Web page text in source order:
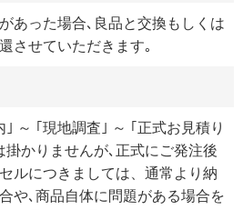
あった場合､良品と交換もしくは
させていただきます｡
～ ｢現地調査｣ ～ ｢正式お見積り
掛かりませんが､正式にご発注後
ルにつきましては、通常より納
や､商品自体に問題がある場合を